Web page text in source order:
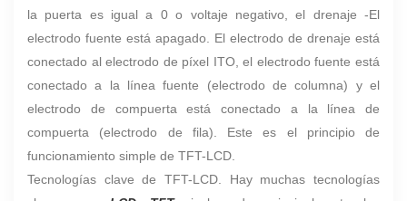
la puerta es igual a 0 o voltaje negativo, el drenaje -El
electrodo fuente está apagado. El electrodo de drenaje está
conectado al electrodo de píxel ITO, el electrodo fuente está
conectado a la línea fuente (electrodo de columna) y el
electrodo de compuerta está conectado a la línea de
compuerta (electrodo de fila). Este es el principio de
funcionamiento simple de TFT-LCD.
Tecnologías clave de TFT-LCD. Hay muchas tecnologías